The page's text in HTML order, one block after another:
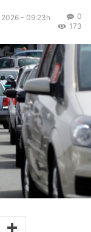
2026 - 09:23h
0
173